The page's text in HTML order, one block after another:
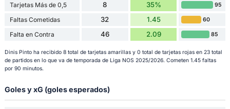
Tarjetas Más de 0,5 8 35% 95
Faltas Cometidas 32 1.45 60
Falta en Contra 46 2.09 85
Dinis Pinto ha recibido 8 total de tarjetas amarillas y 0 total de tarjetas rojas en 23 total
de partidos en lo que va de temporada de Liga NOS 2025/2026. Cometen 1.45 faltas
por 90 minutos.
Goles y xG (goles esperados)